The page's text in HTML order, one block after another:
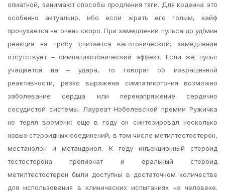
опиатной, занимают способы продления тяги. Для кодеина это
особенно актуально, ибо если жрать его голым, кайф
прочухается не очень скоро. При замедлении пульса до уд/мин
реакция на пробу считается ваготонической; замедление
отсутствует – симпатикотонический эффект. Если же пульс
учащается на – удара, то говорят об извращенной
реактивности, резко выражена симпатикотония возможно
заболевание сердца или перенапряжение сердечно
сосудистой системы. Лауреат Нобелевской премии Ружичка
не терял времени: еще в году он синтезировал несколько
новых стероидных соединений, в том числе метилтестостерон,
местанолон и метандриол. К году инъекционный стероид
тестостерона пропионат и оральный стероид
метилтестостерон были доступны в достаточном количестве
для использования в клинических испытаниях на человеке.